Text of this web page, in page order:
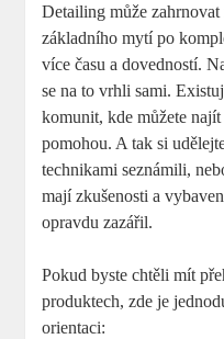
Detailing může
základního mytí po
více ⁤času a dovedností.
‍se na to vrhli​ sami.
⁤komunit, kde můžete
pomohou. A tak‍ si
technikami ‍seznámili,
mají zkušenosti a
opravdu zazářil.
Pokud byste chtěli mít‌
produktech, zde je
orientaci: